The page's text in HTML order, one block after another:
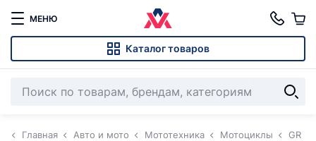
МЕНЮ
Каталог товаров
Главная Авто и мото Мототехника Мотоциклы GR